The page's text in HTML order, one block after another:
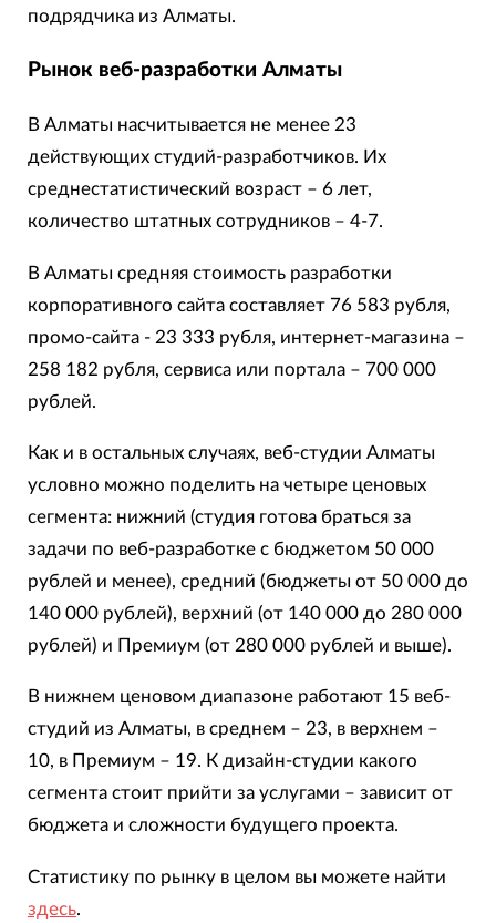
подрядчика из Алматы.
Рынок веб-разработки Алматы
В Алматы насчитывается не менее 23
действующих студий-разработчиков. Их
среднестатистический возраст – 6 лет,
количество штатных сотрудников – 4-7.
В Алматы средняя стоимость разработки
корпоративного сайта составляет 76 583 рубля,
промо-сайта - 23 333 рубля, интернет-магазина –
258 182 рубля, сервиса или портала – 700 000
рублей.
Как и в остальных случаях, веб-студии Алматы
условно можно поделить на четыре ценовых
сегмента: нижний (студия готова браться за
задачи по веб-разработке с бюджетом 50 000
рублей и менее), средний (бюджеты от 50 000 до
140 000 рублей), верхний (от 140 000 до 280 000
рублей) и Премиум (от 280 000 рублей и выше).
В нижнем ценовом диапазоне работают 15 веб-
студий из Алматы, в среднем – 23, в верхнем –
10, в Премиум – 19. К дизайн-студии какого
сегмента стоит прийти за услугами – зависит от
бюджета и сложности будущего проекта.
Статистику по рынку в целом вы можете найти
здесь.